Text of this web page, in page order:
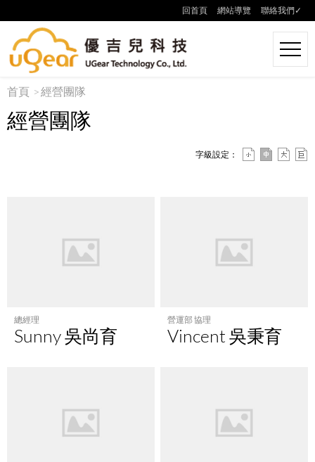
回首頁 網站導覽 聯絡我們✓
首頁 經營團隊
經營團隊
字級設定：
總經理
Sunny 吳尚育
營運部 協理
Vincent 吳秉育